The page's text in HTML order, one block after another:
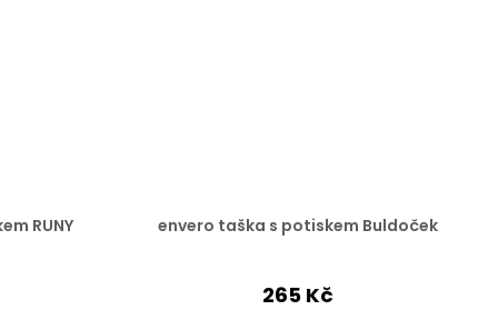
RUNY envero taška s potiskem Buldoček
265 Kč